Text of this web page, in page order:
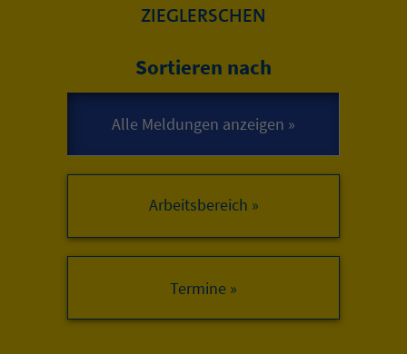
ZIEGLERSCHEN
Sortieren nach
Arbeitsbereich »